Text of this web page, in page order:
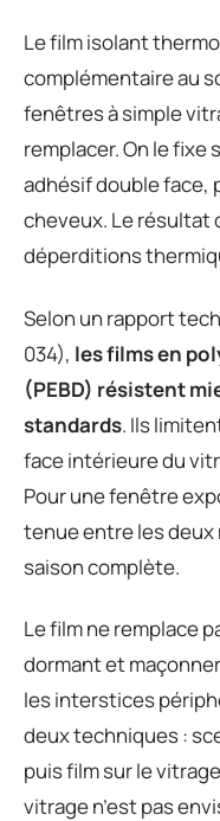
Le film isolant
complémentaire au
fenêtres à simple
remplacer. On le fixe
adhésif double face,
cheveux. Le résultat
déperditions
Selon un rapport
034), les films en
(PEBD) résistent
standards. Ils
face intérieure du
Pour une fenêtre
tenue entre les deux
saison complète.
Le film ne remplace
dormant et
les interstices
deux techniques :
puis film sur le
vitrage n’est pas